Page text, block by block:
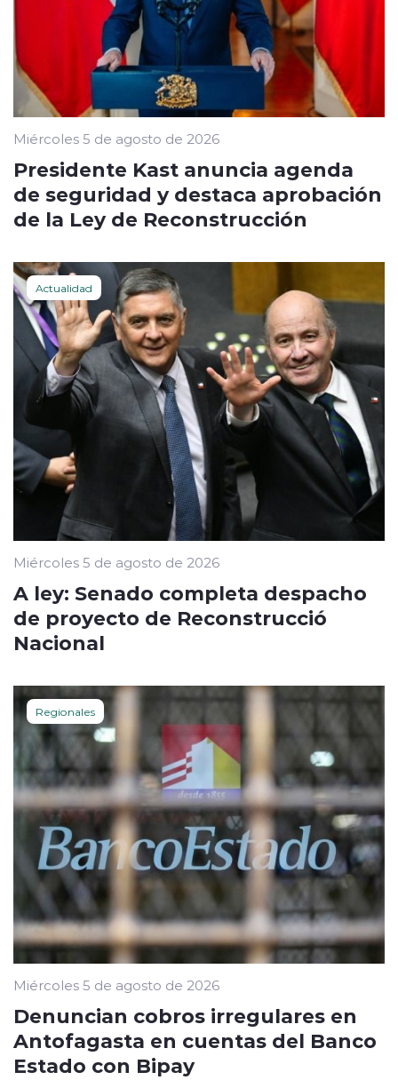
Miércoles 5 de agosto de 2026
Presidente Kast anuncia agenda
de seguridad y destaca aprobación
de la Ley de Reconstrucción
Actualidad
Miércoles 5 de agosto de 2026
A ley: Senado completa despacho
de proyecto de Reconstrucció
Nacional
Regionales
Miércoles 5 de agosto de 2026
Denuncian cobros irregulares en
Antofagasta en cuentas del Banco
Estado con Bipay